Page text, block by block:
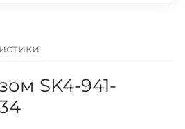
SK4-941-